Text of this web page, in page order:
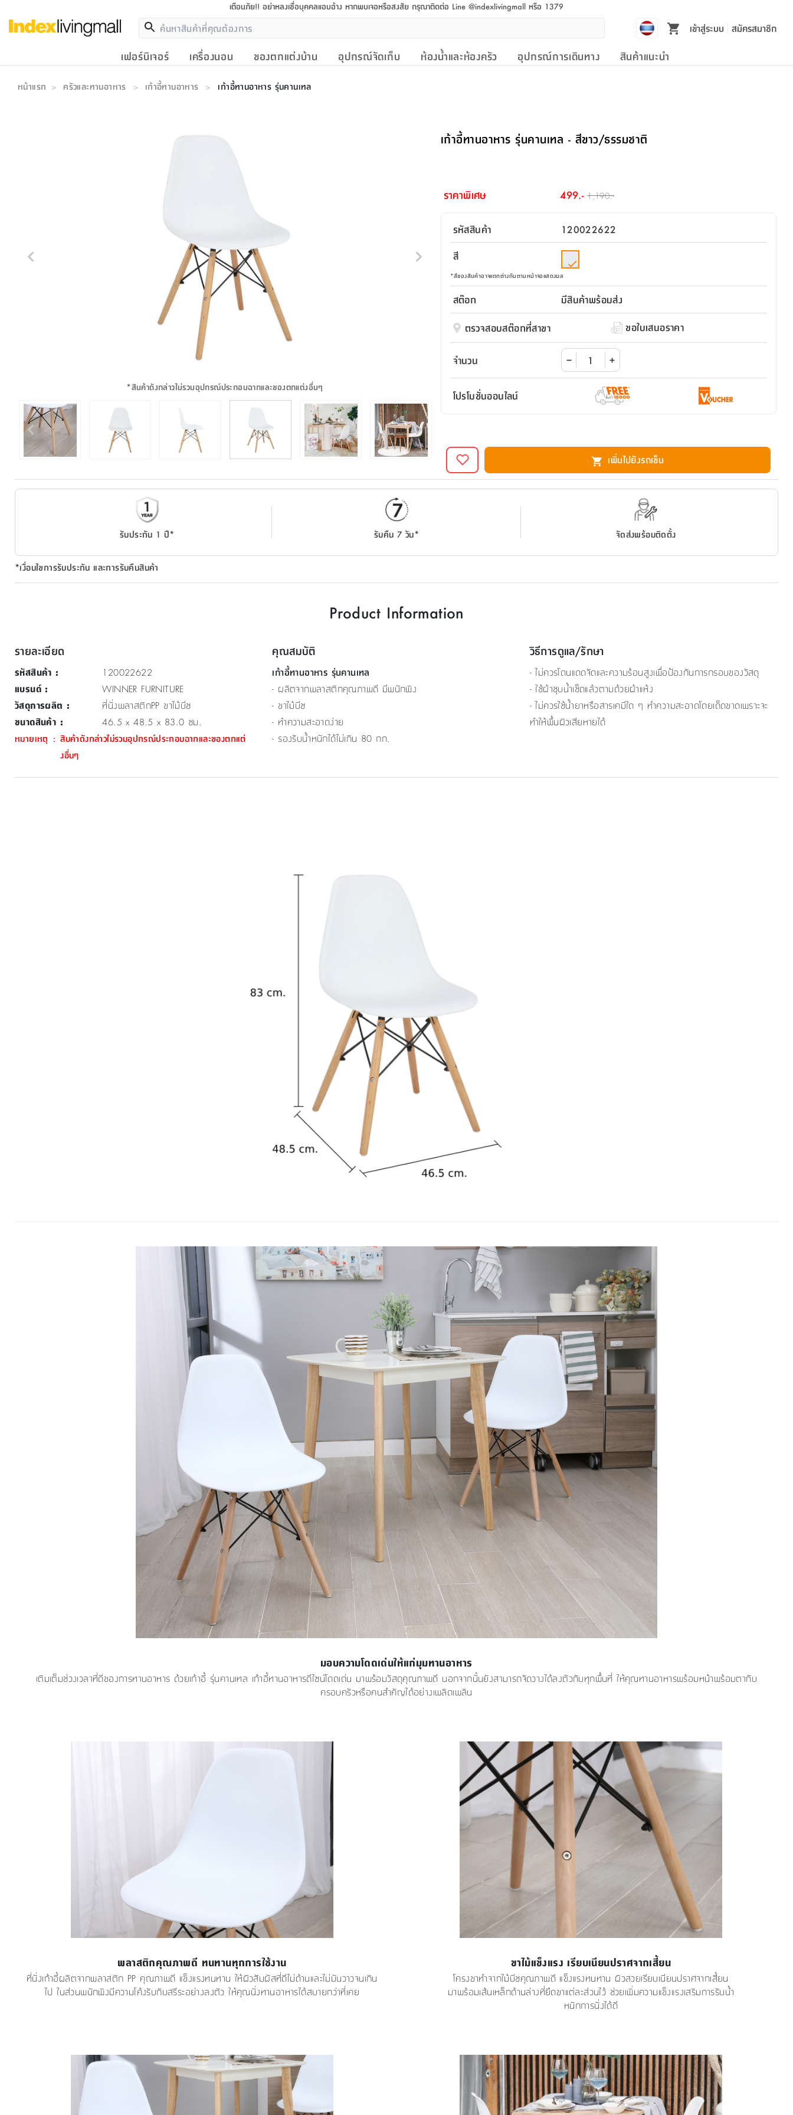
เตือนภัย!! อย่าหลงเชื่อบุคคลแอบอ้าง หากพบเจอหรือสงสัย กรุณาติดต่อ Line @indexlivingmall หรือ 1379
เข้าสู่ระบบ สมัครสมาชิก
เฟอร์นิเจอร์ เครื่องนอน ของตกแต่งบ้าน อุปกรณ์จัดเก็บ ห้องน้ำและห้องครัว อุปกรณ์การเดินทาง สินค้าแนะนำ
หน้าแรก > ครัวและทานอาหาร > เก้าอี้ทานอาหาร > เก้าอี้ทานอาหาร รุ่นคานเทล
*สินค้าดังกล่าวไม่รวมอุปกรณ์ประกอบฉากและของตกแต่งอื่นๆ
เก้าอี้ทานอาหาร รุ่นคานเทล - สีขาว/ธรรมชาติ
ราคาพิเศษ 499.- 1,190.-
รหัสสินค้า
120022622
สี
*สีของสินค้าอาจแตกต่างกันตามหน้าจอแสดงผล
สต๊อก
มีสินค้าพร้อมส่ง
ตรวจสอบสต๊อกที่สาขา
ขอใบเสนอราคา
จำนวน
โปรโมชั่นออนไลน์
เพิ่มไปยังรถเข็น
รับประกัน 1 ปี* รับคืน 7 วัน* จัดส่งพร้อมติดตั้ง
*เงื่อนไขการรับประกัน และการรับคืนสินค้า
Product Information
รายละเอียด
รหัสสินค้า :
120022622
แบรนด์:
WINNER FURNITURE
วัสดุการผลิต :
ที่นั่งพลาสติกPP ขาไม้บีช
ขนาดสินค้า : 46.5 x 48.5 x 83.0 ซม.
หมายเหตุ : สินค้าดังกล่าวไม่รวมอุปกรณ์ประกอบฉากและของตกแต่
งอื่นๆ
คุณสมบัติ
เก้าอี้ทานอาหาร รุ่นคานเทล
- ผลิตจากพลาสติกคุณภาพดี มีพนักพิง
- ขาไม้บีช
- ทำความสะอาดง่าย
- รองรับน้ำหนักได้ไม่เกิน 80 กก.
วิธีการดูแล/รักษา
- ไม่ควรโดนแดดจัดและความร้อนสูงเพื่อป้องกันการกรอบของวัสดุ
- ใช้ผ้าชุบน้ำเช็ดแล้วตามด้วยผ้าแห้ง
- ไม่ควรใช้น้ำยาหรือสารเคมีใด ๆ ทำความสะอาดโดยเด็ดขาดเพราะจะ
ทำให้พื้นผิวเสียหายได้
มอบความโดดเด่นให้แก่มุมทานอาหาร
เติมเต็มช่วงเวลาที่ดีของการทานอาหาร ด้วยเก้าอี้ รุ่นคานเทล เก้าอี้ทานอาหารดีไซน์โดดเด่น มาพร้อมวัสดุคุณภาพดี นอกจากนั้นยังสามารถจัดวางได้ลงตัวกับทุกพื้นที่ ให้คุณทานอาหารพร้อมหน้าพร้อมตากับ
ครอบครัวหรือคนสำคัญได้อย่างเพลิดเพลิน
พลาสติกคุณภาพดี ทนทานทุกการใช้งาน
ที่นั่งเก้าอี้ผลิตจากพลาสติก PP คุณภาพดี แข็งแรงทนทาน ให้ผิวสัมผัสที่ดีไม่ด้านและไม่มันวาวจนเกิน
ไป ในส่วนพนักพิงมีความโค้งรับกับสรีระอย่างลงตัว ให้คุณนั่งทานอาหารได้สบายกว่าที่เคย
ขาไม้แข็งแรง เรียบเนียนปราศจากเสี้ยน
โครงขาทำจากไม้บีชคุณภาพดี แข็งแรงทนทาน ผิวสวยเรียบเนียนปราศจากเสี้ยน
มาพร้อมเส้นเหล็กด้านล่างที่ยึดขาแต่ละส่วนไว้ ช่วยเพิ่มความแข็งแรงเสริมการรับน้ำ
หนักการนั่งได้ดี